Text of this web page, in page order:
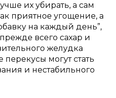
их убирать, а сам
приятное угощение, а
на каждый день”,
всего сахар и
желудка
могут стать
и нестабильного